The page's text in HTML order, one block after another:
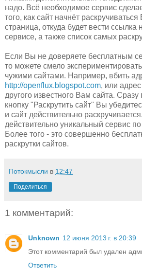
надо. Всё необходимое сервис
того, как сайт начнёт
страница, откуда будет вести ссылка
сервисе, а также список самых
Если Вы не доверяете бесплатным
то можете смело
чужими сайтами. Например, вбить
http://openflux.blogspot.com, или адрес
другого известного Вам сайта.
кнопку "Раскрутить сайт" Вы
и сайт действительно
действительно уникальный сервис по
Более того - это совершенно
раскрутки сайтов.
Потокмысли в 12:47
Поделиться
1 комментарий:
Unknown 12 июня 2013 г. в 20:39
Этот комментарий был удален
Ответить